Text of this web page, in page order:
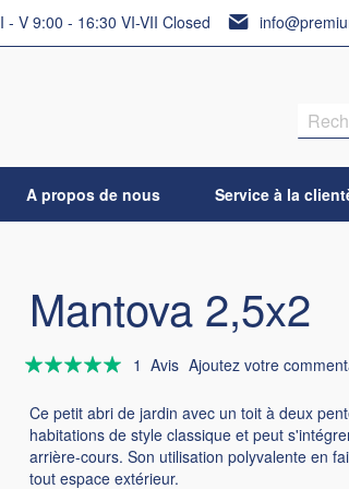
I - V 9:00 - 16:30 VI-VII Closed
A propos de nous Service à la
Mantova 2,5x2
Évaluation:
1 Avis Ajoutez votre
Ce petit abri de jardin avec un toit à deux
habitations de style classique et peut
arrière-cours. Son utilisation polyvalente en
tout espace extérieur.